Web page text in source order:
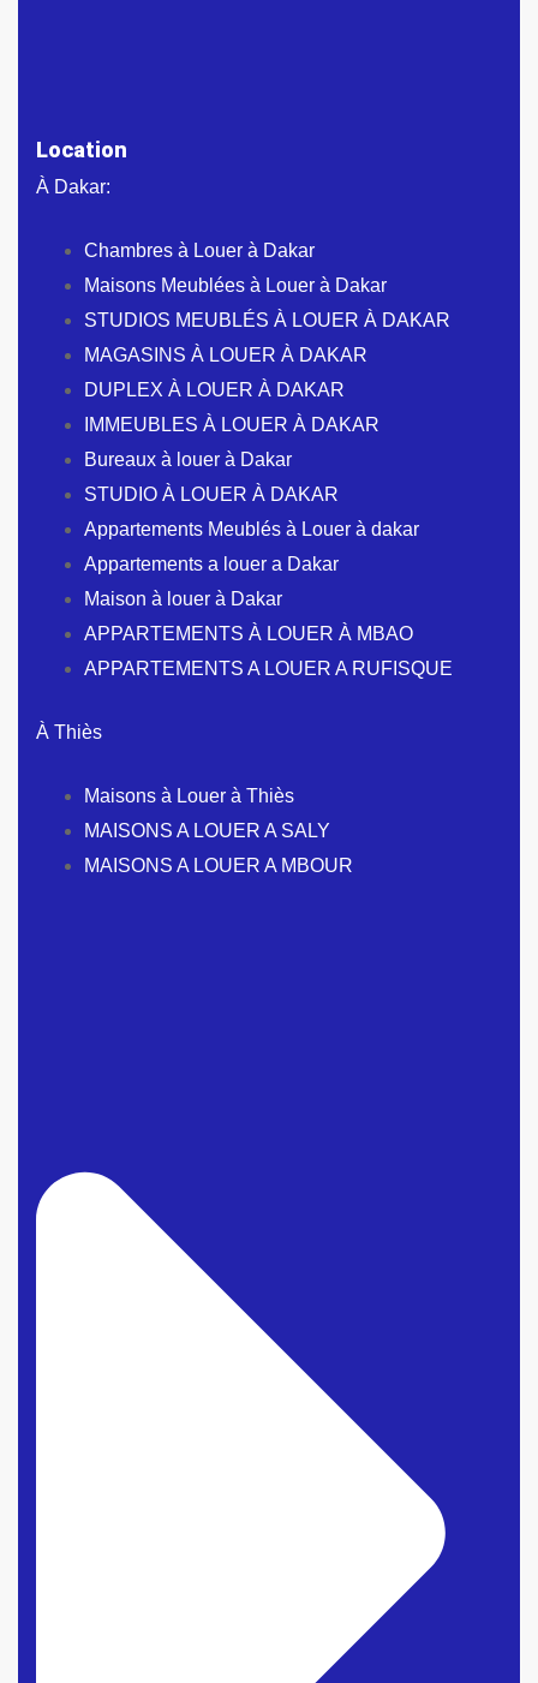
Location
À Dakar:
Chambres à Louer à Dakar
Maisons Meublées à Louer à Dakar
STUDIOS MEUBLÉS À LOUER À DAKAR
MAGASINS À LOUER À DAKAR
DUPLEX À LOUER À DAKAR
IMMEUBLES À LOUER À DAKAR
Bureaux à louer à Dakar
STUDIO À LOUER À DAKAR
Appartements Meublés à Louer à dakar
Appartements a louer a Dakar
Maison à louer à Dakar
APPARTEMENTS À LOUER À MBAO
APPARTEMENTS A LOUER A RUFISQUE
À Thiès
Maisons à Louer à Thiès
MAISONS A LOUER A SALY
MAISONS A LOUER A MBOUR